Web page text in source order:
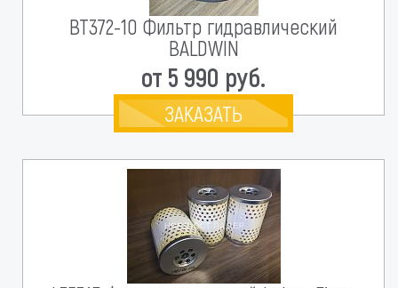
BT372-10 Фильтр гидравлический
BALDWIN
от 5 990 руб.
ЗАКАЗАТЬ